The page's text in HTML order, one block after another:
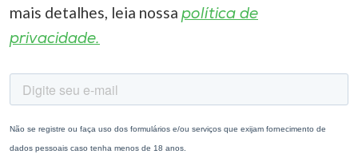
mais detalhes, leia nossa política de
privacidade.